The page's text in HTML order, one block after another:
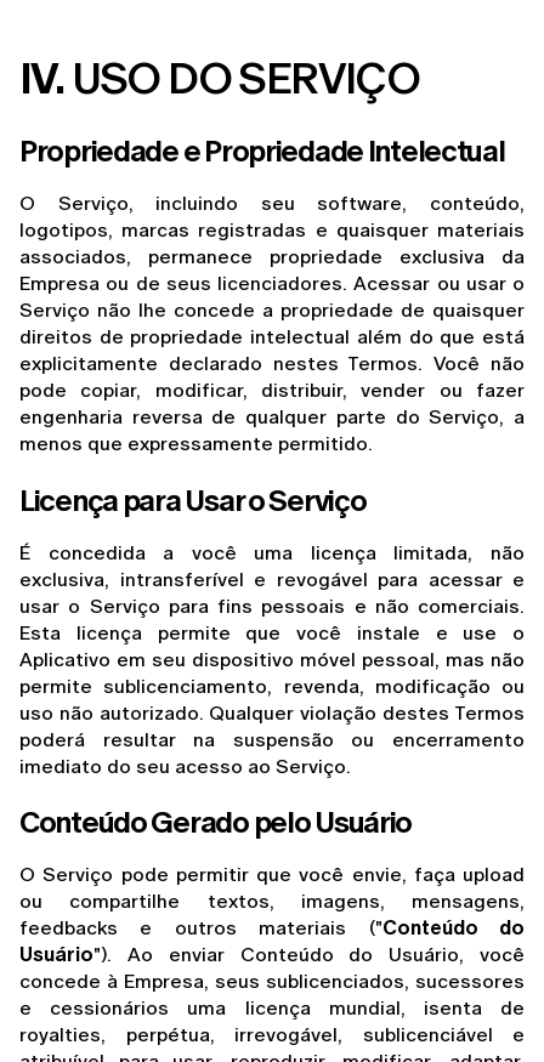
IV. USO DO SERVIÇO
Propriedade e Propriedade Intelectual
O Serviço, incluindo seu software, conteúdo,
logotipos, marcas registradas e quaisquer materiais
associados, permanece propriedade exclusiva da
Empresa ou de seus licenciadores. Acessar ou usar o
Serviço não lhe concede a propriedade de quaisquer
direitos de propriedade intelectual além do que está
explicitamente declarado nestes Termos. Você não
pode copiar, modificar, distribuir, vender ou fazer
engenharia reversa de qualquer parte do Serviço, a
menos que expressamente permitido.
Licença para Usar o Serviço
É concedida a você uma licença limitada, não
exclusiva, intransferível e revogável para acessar e
usar o Serviço para fins pessoais e não comerciais.
Esta licença permite que você instale e use o
Aplicativo em seu dispositivo móvel pessoal, mas não
permite sublicenciamento, revenda, modificação ou
uso não autorizado. Qualquer violação destes Termos
poderá resultar na suspensão ou encerramento
imediato do seu acesso ao Serviço.
Conteúdo Gerado pelo Usuário
O Serviço pode permitir que você envie, faça upload
ou compartilhe textos, imagens, mensagens,
feedbacks e outros materiais ("Conteúdo do
Usuário"). Ao enviar Conteúdo do Usuário, você
concede à Empresa, seus sublicenciados, sucessores
e cessionários uma licença mundial, isenta de
royalties, perpétua, irrevogável, sublicenciável e